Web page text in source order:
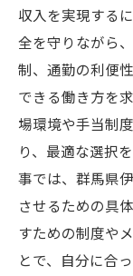
収入を実現する
全を守りながら
制、通勤の利便
できる働き方を
場環境や手当制
り、最適な選択
事では、群馬県
させるための具
すための制度や
とで、自分に合